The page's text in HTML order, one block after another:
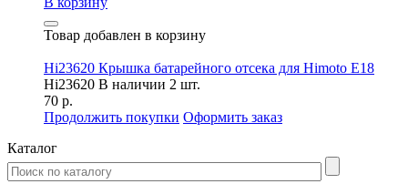
Товар добавлен в корзину
Hi23620 Крышка батарейного отсека для Himoto E18
Hi23620 В наличии 2 шт.
70 р.
Продолжить покупки Оформить заказ
Каталог